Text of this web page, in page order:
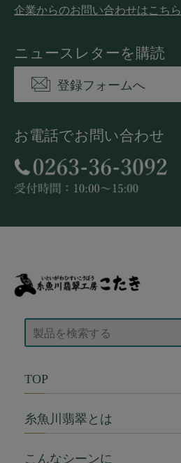
企業からのお問い合わせはこちら
ニュースレターを購読
登録フォームへ
お電話でお問い合わせ
TOP
糸魚川翡翠とは
こんなシーンに